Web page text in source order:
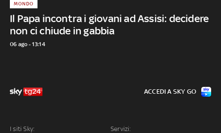
Il Papa incontra i giovani ad Assisi: decidere
non ci chiude in gabbia
MONDO
06 ago - 13:14
I siti Sky: Servizi:
ACCEDI A SKY GO